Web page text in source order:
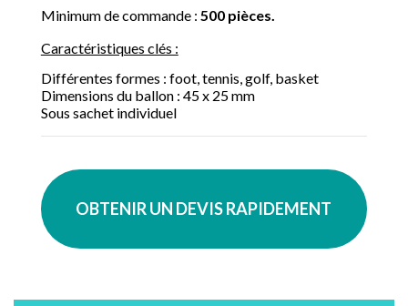
Minimum de commande : 500pièces.
Caractéristiques clés :
Différentes formes : foot, tennis, golf, basket
Dimensions du ballon : 45 x 25 mm
Sous sachet individuel
OBTENIR UN DEVIS RAPIDEMENT